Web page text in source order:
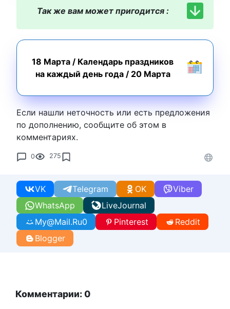
Так же вам может пригодится :
18 Марта / Календарь праздников
на каждый день года/ 20 Марта
Если нашли неточность или есть предложения
по дополнению, сообщите об этом в
комментариях.
0 275
WhatsApp
VK Telegram Viber
OK
LiveJournal
My@Mail.Ru0 Pinterest
Reddit
Blogger
Комментарии: 0